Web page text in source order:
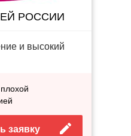
РОССИИ
и высокий
заявку